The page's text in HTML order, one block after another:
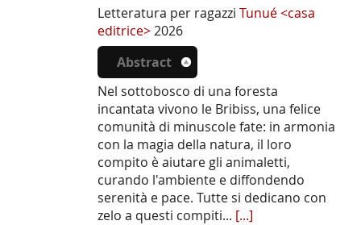
Letteratura per ragazzi Tunué <casa
editrice>2026
Abstract
Nel sottobosco di una foresta
incantata vivono le Bribiss, una felice
comunità di minuscole fate: in armonia
con la magia della natura, il loro
compito è aiutare gli animaletti,
curando l'ambiente e diffondendo
serenità e pace. Tutte si dedicano con
zelo a questi compiti... [...]